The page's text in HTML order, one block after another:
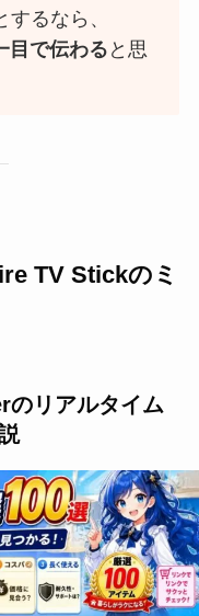
るなら、
目で伝わる と思
TV Stickのミ
のリアルタイム
単体では「Now
ム配信は視聴で